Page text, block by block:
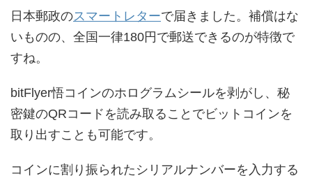
日本郵政のスマートレターで届きました。補償はな
いものの、全国一律180円で郵送できるのが特徴で
すね。
bitFlyer悟コインのホログラムシールを剥がし、秘
密鍵のQRコードを読み取ることでビットコインを
取り出すことも可能です。
コインに割り振られたシリアルナンバーを入力する